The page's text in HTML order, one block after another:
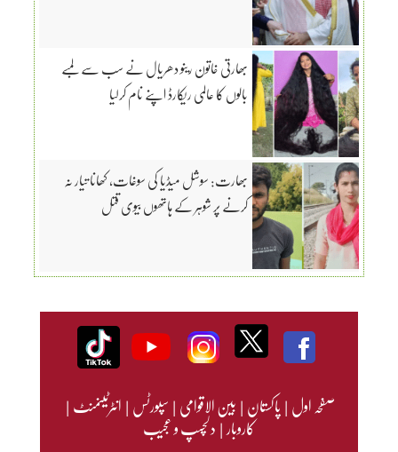
بھارتی خاتون رینو دھریال نے سب سے لمبے
بالوں کا عالمی ریکارڈ اپنے نام کرلیا
بھارت: سوشل میڈیا کی سوغات، کھانا تیار نہ
کرنے پر شوہر کے ہاتھوں بیوی قتل
صفحہ اول|پاکستان|بین الاقوامی|سپورٹس|انٹرٹینمنٹ|
کاروبار|دلچسپ و عجیب